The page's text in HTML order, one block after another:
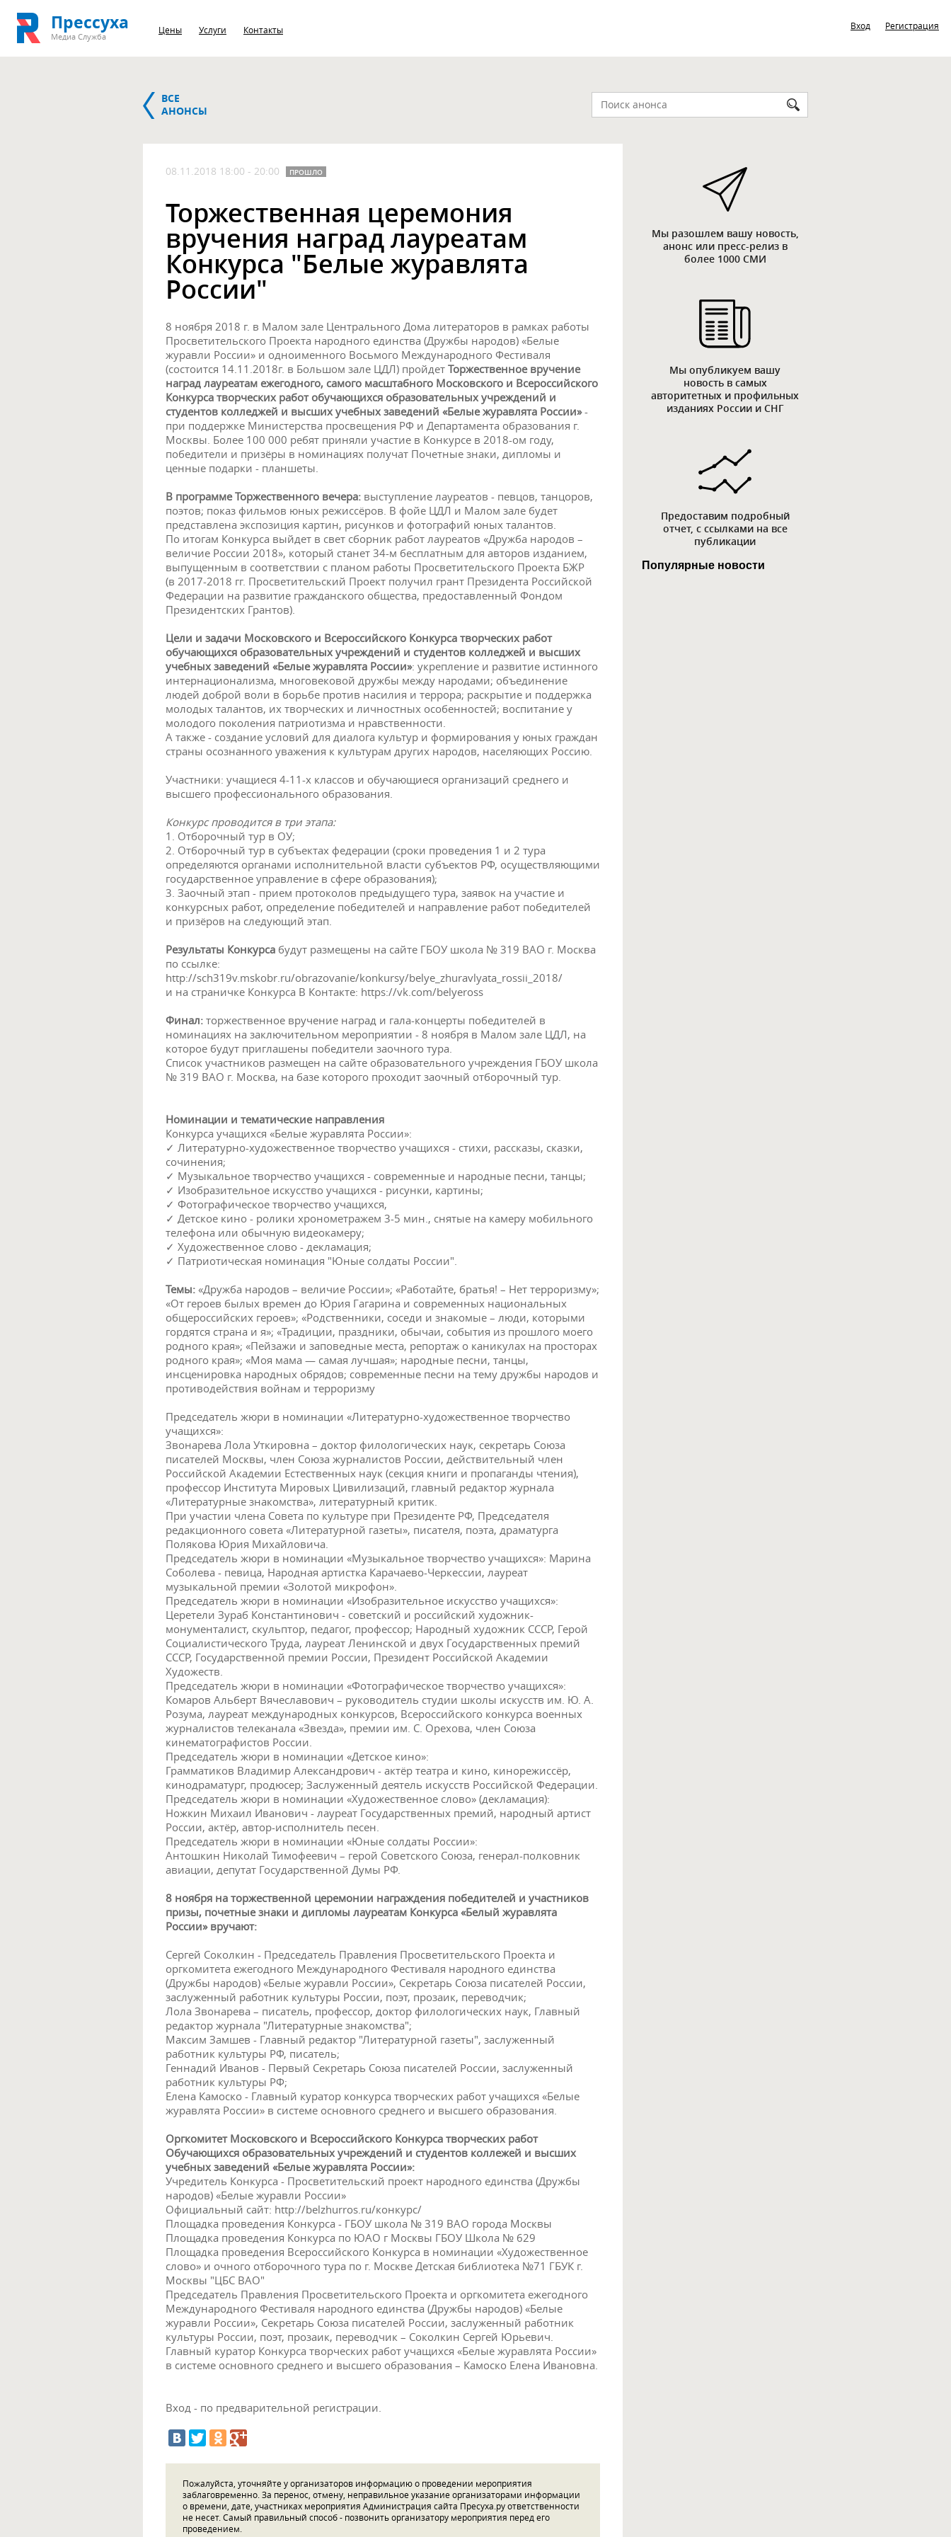
Вход Регистрация
Прессуха
Медиа Служба
Цены Услуги Контакты
ВСЕ
АНОНСЫ
Мы разошлем вашу новость,
анонс или пресс-релиз в
более 1000 СМИ
Мы опубликуем вашу
новость в самых
авторитетных и профильных
изданиях России и СНГ
Предоставим подробный
отчет, с ссылками на все
публикации
Популярные новости
08.11.2018 18:00 - 20:00 ПРОШЛО
Торжественная церемония
вручения наград лауреатам
Конкурса "Белые журавлята
России"
8 ноября 2018 г. в Малом зале Центрального Дома литераторов в рамках работы
Просветительского Проекта народного единства (Дружбы народов) «Белые
журавли России» и одноименного Восьмого Международного Фестиваля
(состоится 14.11.2018г. в Большом зале ЦДЛ) пройдет Торжественное вручение
наград лауреатам ежегодного, самого масштабного Московского и Всероссийского
Конкурса творческих работ обучающихся образовательных учреждений и
студентов колледжей и высших учебных заведений «Белые журавлята России»-
при поддержке Министерства просвещения РФ и Департамента образования г.
Москвы. Более 100 000 ребят приняли участие в Конкурсе в 2018-ом году,
победители и призёры в номинациях получат Почетные знаки, дипломы и
ценные подарки - планшеты.
В программе Торжественного вечера: выступление лауреатов - певцов, танцоров,
поэтов; показ фильмов юных режиссёров. В фойе ЦДЛ и Малом зале будет
представлена экспозиция картин, рисунков и фотографий юных талантов.
По итогам Конкурса выйдет в свет сборник работ лауреатов «Дружба народов –
величие России 2018», который станет 34-м бесплатным для авторов изданием,
выпущенным в соответствии с планом работы Просветительского Проекта БЖР
(в 2017-2018 гг. Просветительский Проект получил грант Президента Российской
Федерации на развитие гражданского общества, предоставленный Фондом
Президентских Грантов).
Цели и задачи Московского и Всероссийского Конкурса творческих работ
обучающихся образовательных учреждений и студентов колледжей и высших
учебных заведений «Белые журавлята России»: укрепление и развитие истинного
интернационализма, многовековой дружбы между народами; объединение
людей доброй воли в борьбе против насилия и террора; раскрытие и поддержка
молодых талантов, их творческих и личностных особенностей; воспитание у
молодого поколения патриотизма и нравственности.
А также - создание условий для диалога культур и формирования у юных граждан
страны осознанного уважения к культурам других народов, населяющих Россию.
Участники: учащиеся 4-11-х классов и обучающиеся организаций среднего и
высшего профессионального образования.
Конкурс проводится в три этапа:
1. Отборочный тур в ОУ;
2. Отборочный тур в субъектах федерации (сроки проведения 1 и 2 тура
определяются органами исполнительной власти субъектов РФ, осуществляющими
государственное управление в сфере образования);
3. Заочный этап - прием протоколов предыдущего тура, заявок на участие и
конкурсных работ, определение победителей и направление работ победителей
и призёров на следующий этап.
Результаты Конкурса будут размещены на сайте ГБОУ школа № 319 ВАО г. Москва
по ссылке:
http://sch319v.mskobr.ru/obrazovanie/konkursy/belye_zhuravlyata_rossii_2018/
и на страничке Конкурса В Контакте: https://vk.com/belyeross
Финал: торжественное вручение наград и гала-концерты победителей в
номинациях на заключительном мероприятии - 8 ноября в Малом зале ЦДЛ, на
которое будут приглашены победители заочного тура.
Список участников размещен на сайте образовательного учреждения ГБОУ школа
№ 319 ВАО г. Москва, на базе которого проходит заочный отборочный тур.
Номинации и тематические направления
Конкурса учащихся «Белые журавлята России»:
✓ Литературно-художественное творчество учащихся - стихи, рассказы, сказки,
сочинения;
✓ Музыкальное творчество учащихся - современные и народные песни, танцы;
✓ Изобразительное искусство учащихся - рисунки, картины;
✓ Фотографическое творчество учащихся,
✓ Детское кино - ролики хронометражем 3-5 мин., снятые на камеру мобильного
телефона или обычную видеокамеру;
✓ Художественное слово - декламация;
✓ Патриотическая номинация "Юные солдаты России".
Темы: «Дружба народов – величие России»; «Работайте, братья! – Нет терроризму»;
«От героев былых времен до Юрия Гагарина и современных национальных
общероссийских героев»; «Родственники, соседи и знакомые – люди, которыми
гордятся страна и я»; «Традиции, праздники, обычаи, события из прошлого моего
родного края»; «Пейзажи и заповедные места, репортаж о каникулах на просторах
родного края»; «Моя мама — самая лучшая»; народные песни, танцы,
инсценировка народных обрядов; современные песни на тему дружбы народов и
противодействия войнам и терроризму
Председатель жюри в номинации «Литературно-художественное творчество
учащихся»:
Звонарева Лола Уткировна – доктор филологических наук, секретарь Союза
писателей Москвы, член Союза журналистов России, действительный член
Российской Академии Естественных наук (секция книги и пропаганды чтения),
профессор Института Мировых Цивилизаций, главный редактор журнала
«Литературные знакомства», литературный критик.
При участии члена Совета по культуре при Президенте РФ, Председателя
редакционного совета «Литературной газеты», писателя, поэта, драматурга
Полякова Юрия Михайловича.
Председатель жюри в номинации «Музыкальное творчество учащихся»: Марина
Соболева - певица, Народная артистка Карачаево-Черкессии, лауреат
музыкальной премии «Золотой микрофон».
Председатель жюри в номинации «Изобразительное искусство учащихся»:
Церетели Зураб Константинович - советский и российский художник-
монументалист, скульптор, педагог, профессор; Народный художник СССР, Герой
Социалистического Труда, лауреат Ленинской и двух Государственных премий
СССР, Государственной премии России, Президент Российской Академии
Художеств.
Председатель жюри в номинации «Фотографическое творчество учащихся»:
Комаров Альберт Вячеславович – руководитель студии школы искусств им. Ю. А.
Розума, лауреат международных конкурсов, Всероссийского конкурса военных
журналистов телеканала «Звезда», премии им. С. Орехова, член Союза
кинематографистов России.
Председатель жюри в номинации «Детское кино»:
Грамматиков Владимир Александрович - актёр театра и кино, кинорежиссёр,
кинодраматург, продюсер; Заслуженный деятель искусств Российской Федерации.
Председатель жюри в номинации «Художественное слово» (декламация):
Ножкин Михаил Иванович - лауреат Государственных премий, народный артист
России, актёр, автор-исполнитель песен.
Председатель жюри в номинации «Юные солдаты России»:
Антошкин Николай Тимофеевич – герой Советского Союза, генерал-полковник
авиации, депутат Государственной Думы РФ.
8 ноября на торжественной церемонии награждения победителей и участников
призы, почетные знаки и дипломы лауреатам Конкурса «Белый журавлята
России» вручают:
Сергей Соколкин - Председатель Правления Просветительского Проекта и
оргкомитета ежегодного Международного Фестиваля народного единства
(Дружбы народов) «Белые журавли России», Секретарь Союза писателей России,
заслуженный работник культуры России, поэт, прозаик, переводчик;
Лола Звонарева – писатель, профессор, доктор филологических наук, Главный
редактор журнала "Литературные знакомства";
Максим Замшев - Главный редактор "Литературной газеты", заслуженный
работник культуры РФ, писатель;
Геннадий Иванов - Первый Секретарь Союза писателей России, заслуженный
работник культуры РФ;
Елена Камоско - Главный куратор конкурса творческих работ учащихся «Белые
журавлята России» в системе основного среднего и высшего образования.
Оргкомитет Московского и Всероссийского Конкурса творческих работ
Обучающихся образовательных учреждений и студентов коллежей и высших
учебных заведений «Белые журавлята России»:
Учредитель Конкурса - Просветительский проект народного единства (Дружбы
народов) «Белые журавли России»
Официальный сайт: http://belzhurros.ru/конкурс/
Площадка проведения Конкурса - ГБОУ школа № 319 ВАО города Москвы
Площадка проведения Конкурса по ЮАО г Москвы ГБОУ Школа № 629
Площадка проведения Всероссийского Конкурса в номинации «Художественное
слово» и очного отборочного тура по г. Москве Детская библиотека №71 ГБУК г.
Москвы "ЦБС ВАО"
Председатель Правления Просветительского Проекта и оргкомитета ежегодного
Международного Фестиваля народного единства (Дружбы народов) «Белые
журавли России», Секретарь Союза писателей России, заслуженный работник
культуры России, поэт, прозаик, переводчик – Соколкин Сергей Юрьевич.
Главный куратор Конкурса творческих работ учащихся «Белые журавлята России»
в системе основного среднего и высшего образования – Камоско Елена Ивановна.
Вход - по предварительной регистрации.
Пожалуйста, уточняйте у организаторов информацию о проведении мероприятия
заблаговременно. За перенос, отмену, неправильное указание организаторами информации
о времени, дате, участниках мероприятия Администрация сайта Пресуха.ру ответственности
не несет. Самый правильный способ - позвонить организатору мероприятия перед его
проведением.